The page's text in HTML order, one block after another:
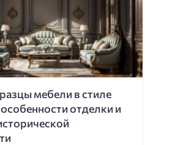
мебели в стиле
отделки и